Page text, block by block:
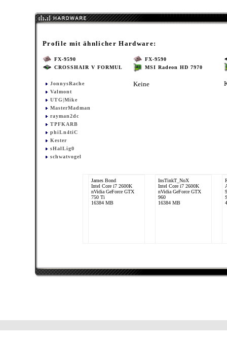
Profile mit ähnlicher Hardware:
FX-9590
CROSSHAIR V FORMUL
JonnysRache
Valmont
UTG|Mike
MasterMadman
rayman2dc
TPFKARB
phiLn4tiC
Kester
sHalLig0
schwatvogel
FX-9590
MSI Radeon HD 7970
Keine
James Bond
Intel Core i7 2600K
nVidia GeForce GTX
750 Ti
16384 MB
InsTinkT_NoX
Intel Core i7 2600K
nVidia GeForce GTX
960
16384 MB
GHz-Edition IceQ x²
Crossfire
32768 MB